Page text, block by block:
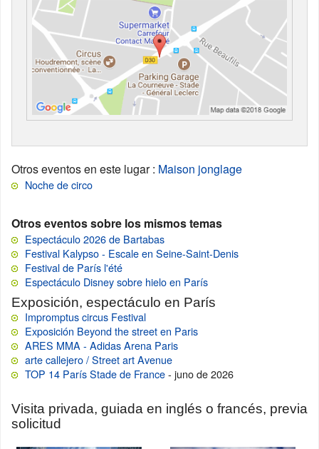
Otros eventos en este lugar: Maison jonglage
Noche de circo
Otros eventos sobre los mismos temas
Espectáculo 2026 de Bartabas
Festival Kalypso - Escale en Seine-Saint-Denis
Festival de París l'été
Espectáculo Disney sobre hielo en París
Exposición, espectáculo en París
Impromptus circus Festival
Exposición Beyond the street en Paris
ARES MMA - Adidas Arena Paris
arte callejero / Street art Avenue
TOP 14 París Stade de France- juno de 2026
Visita privada, guiada en inglés o francés, previa
solicitud